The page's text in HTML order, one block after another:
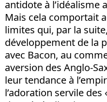
antidote à l’idéalisme
Mais cela comportait
limites qui, par la
développement de la
avec Bacon, au
aversion des Anglo-
leur tendance à
l’adoration servile